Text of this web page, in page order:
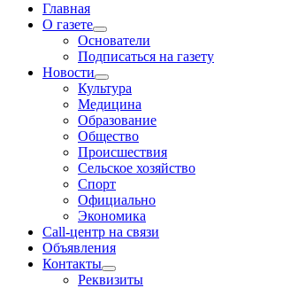
Главная
О газете
Основатели
Подписаться на газету
Новости
Культура
Медицина
Образование
Общество
Происшествия
Сельское хозяйство
Спорт
Официально
Экономика
Call-центр на связи
Объявления
Контакты
Реквизиты